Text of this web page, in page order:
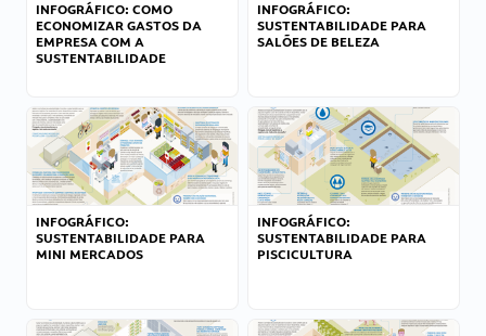
INFOGRÁFICO: COMO
ECONOMIZAR GASTOS DA
EMPRESA COM A
SUSTENTABILIDADE
INFOGRÁFICO:
SUSTENTABILIDADE PARA
SALÕES DE BELEZA
INFOGRÁFICO:
SUSTENTABILIDADE PARA
MINI MERCADOS
INFOGRÁFICO:
SUSTENTABILIDADE PARA
PISCICULTURA